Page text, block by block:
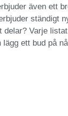
även ett
ständigt
Varje
ett bud på